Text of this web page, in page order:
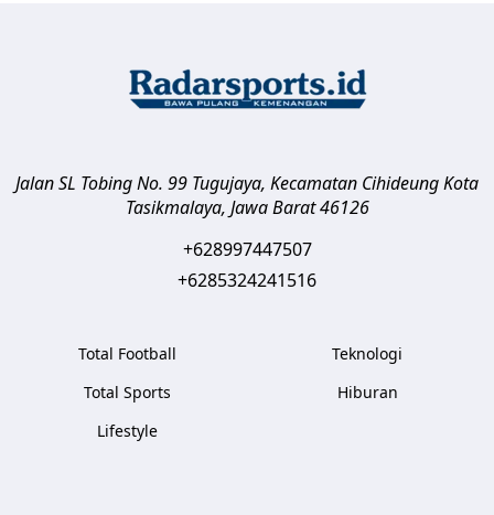
Jalan SL Tobing No. 99 Tugujaya, Kecamatan CihideungKota
Tasikmalaya, Jawa Barat 46126
+628997447507
+6285324241516
Total Football
Total Sports
Lifestyle
Teknologi
Hiburan